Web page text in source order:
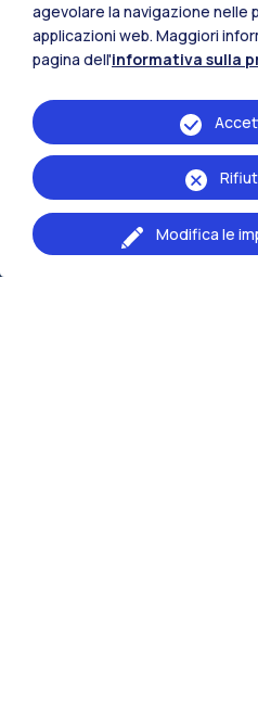
Scuola di:
Ingegneria Industriale
agevolare la navigazione nelle
applicazioni web. Maggiori
pagina dell'informativa sulla
Modifica le